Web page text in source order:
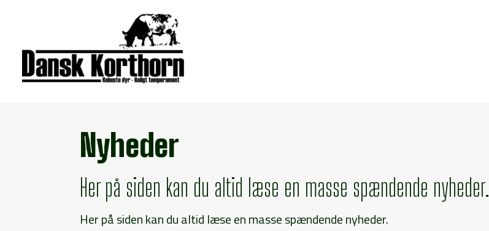
Nyheder
Her på siden kan du altid læse en masse spændende nyheder.
Her på siden kan du altid læse en masse spændende nyheder.